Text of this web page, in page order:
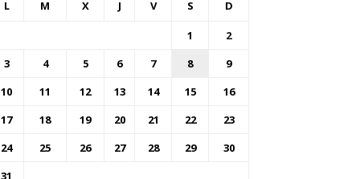
L M X J V S D
1
2
3
4 5 6 7 8
9
10
11 12 13 14 15
16
17
18 19 20 21 22
23
24
25 26 27 28 29
30
31